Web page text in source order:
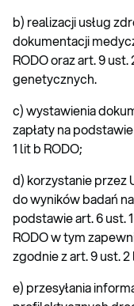
b) realizacji usług
dokumentacji
RODO oraz art. 9
genetycznych.
c) wystawienia
zapłaty na
1 lit b RODO;
d) korzystanie przez
do wyników badań
podstawie art. 6 ust.
RODO w tym
zgodnie z art. 9 ust. 2
e) przesyłania